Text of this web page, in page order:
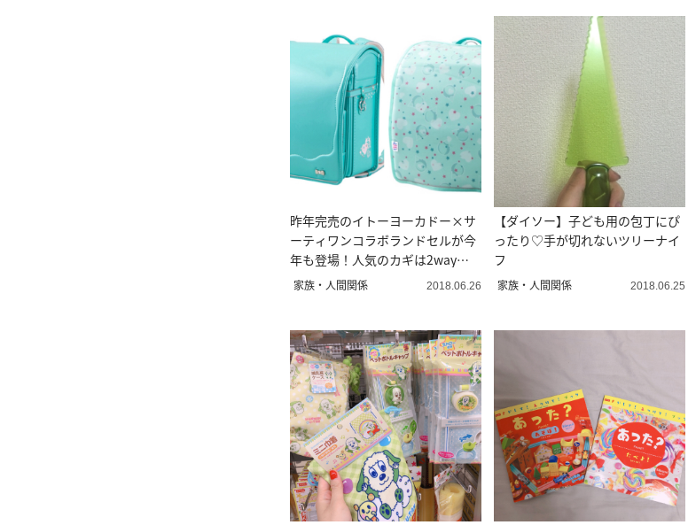
昨年完売のイトーヨーカドー×サ
ーティワンコラボランドセルが今
年も登場！人気のカギは2wayに
アリ
家族・人間関係 2018.06.26
【ダイソー】子ども用の包丁にぴ
ったり♡手が切れないツリーナイ
フ
家族・人間関係 2018.06.25